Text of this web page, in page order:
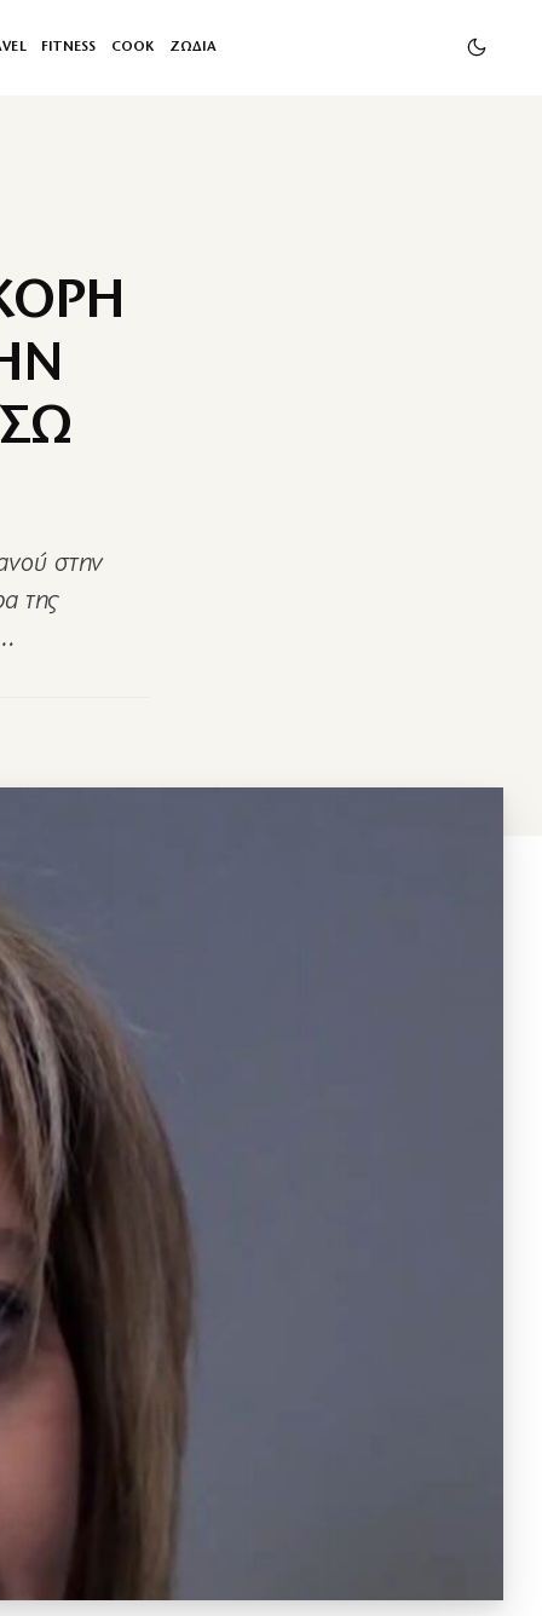
FITNESS COOK ΖΩΔΙΑ
στην
της